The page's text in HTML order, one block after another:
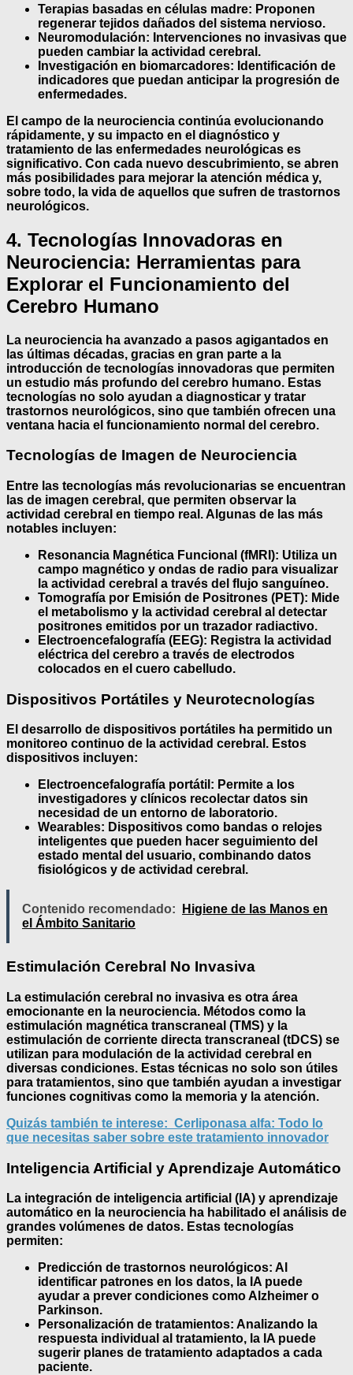
Terapias basadas en células madre: Proponen
regenerar tejidos dañados del sistema nervioso.
Neuromodulación: Intervenciones no invasivas que
pueden cambiar la actividad cerebral.
Investigación en biomarcadores: Identificación de
indicadores que puedan anticipar la progresión de
enfermedades.
El campo de la neurociencia continúa evolucionando
rápidamente, y su impacto en el diagnóstico y
tratamiento de las enfermedades neurológicas es
significativo. Con cada nuevo descubrimiento, se abren
más posibilidades para mejorar la atención médica y,
sobre todo, la vida de aquellos que sufren de trastornos
neurológicos.
4. Tecnologías Innovadoras en
Neurociencia: Herramientas para
Explorar el Funcionamiento del
Cerebro Humano
La neurociencia ha avanzado a pasos agigantados en
las últimas décadas, gracias en gran parte a la
introducción de tecnologías innovadoras que permiten
un estudio más profundo del cerebro humano. Estas
tecnologías no solo ayudan a diagnosticar y tratar
trastornos neurológicos, sino que también ofrecen una
ventana hacia el funcionamiento normal del cerebro.
Tecnologías de Imagen de Neurociencia
Entre las tecnologías más revolucionarias se encuentran
las de imagen cerebral , que permiten observar la
actividad cerebral en tiempo real. Algunas de las más
notables incluyen:
Resonancia Magnética Funcional (fMRI): Utiliza un
campo magnético y ondas de radio para visualizar
la actividad cerebral a través del flujo sanguíneo.
Tomografía por Emisión de Positrones (PET): Mide
el metabolismo y la actividad cerebral al detectar
positrones emitidos por un trazador radiactivo.
Electroencefalografía (EEG): Registra la actividad
eléctrica del cerebro a través de electrodos
colocados en el cuero cabelludo.
Dispositivos Portátiles y Neurotecnologías
El desarrollo de dispositivos portátiles ha permitido un
monitoreo continuo de la actividad cerebral. Estos
dispositivos incluyen:
Electroencefalografía portátil : Permite a los
investigadores y clínicos recolectar datos sin
necesidad de un entorno de laboratorio.
Wearables: Dispositivos como bandas o relojes
inteligentes que pueden hacer seguimiento del
estado mental del usuario, combinando datos
fisiológicos y de actividad cerebral.
Contenido recomendado:
Higiene de las Manos en
el Ámbito Sanitario
Estimulación Cerebral No Invasiva
La estimulación cerebral no invasiva es otra área
emocionante en la neurociencia. Métodos como la
estimulación magnética transcraneal (TMS) y la
estimulación de corriente directa transcraneal (tDCS) se
utilizan para modulación de la actividad cerebral en
diversas condiciones. Estas técnicas no solo son útiles
para tratamientos, sino que también ayudan a investigar
funciones cognitivas como la memoria y la atención.
Quizás también te interese: Cerliponasa alfa: Todo lo
que necesitas saber sobre este tratamiento innovador
Inteligencia Artificial y Aprendizaje Automático
La integración de inteligencia artificial (IA) y aprendizaje
automático en la neurociencia ha habilitado el análisis de
grandes volúmenes de datos. Estas tecnologías
permiten:
Predicción de trastornos neurológicos: Al
identificar patrones en los datos, la IA puede
ayudar a prever condiciones como Alzheimer o
Parkinson.
Personalización de tratamientos: Analizando la
respuesta individual al tratamiento, la IA puede
sugerir planes de tratamiento adaptados a cada
paciente.